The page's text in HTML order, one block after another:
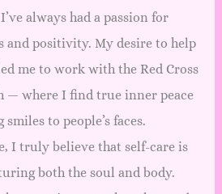
always had a passion for
and positivity. My desire to help
me to work with the Red Cross
— where I find true inner peace
to people’s faces.
I truly believe that self-care is
both the soul and body.